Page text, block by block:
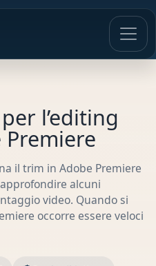
l’editing
il trim in Adobe Premiere
alcuni
video. Quando si
occorre essere veloci